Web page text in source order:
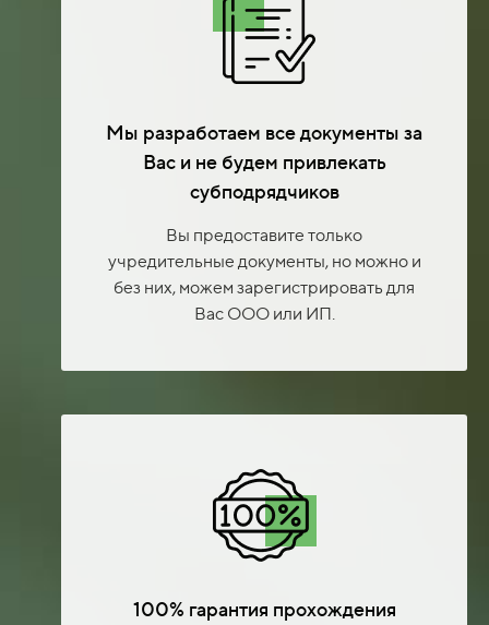
Мы разработаем все документы за
Вас и не будем привлекать
субподрядчиков
Вы предоставите только
учредительные документы, но можно и
без них, можем зарегистрировать для
Вас ООО или ИП.
100% гарантия прохождения